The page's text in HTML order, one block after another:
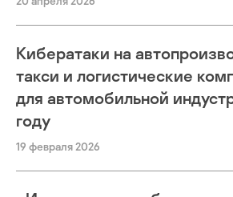
Кибератаки на
такси и логистические
для автомобильной
году
19 февраля 2026